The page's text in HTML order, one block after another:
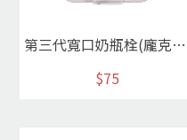
第三代寬口奶瓶栓(龐克綠)
$75